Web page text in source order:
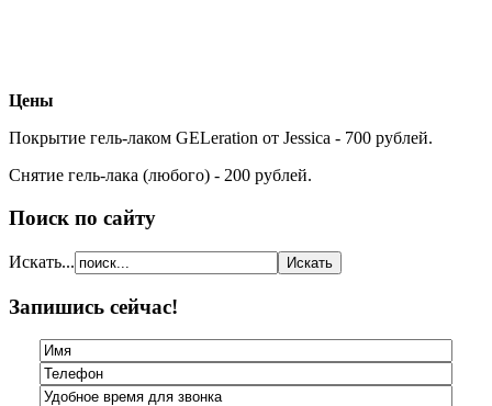
Цены
Покрытие гель-лаком GELeration от Jessica - 700 рублей.
Снятие гель-лака (любого) - 200 рублей.
Поиск по сайту
Искать...
Запишись сейчас!